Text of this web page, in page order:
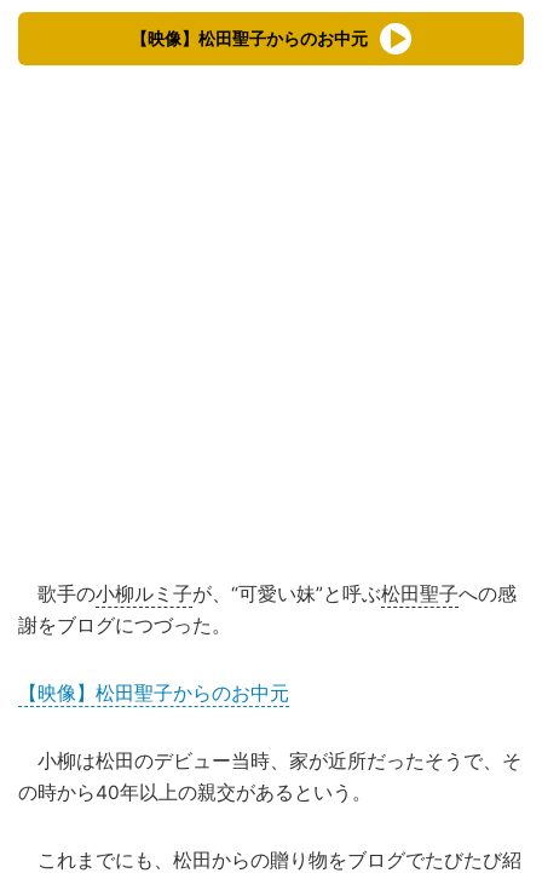
【映像】松田聖子からのお中元
歌手の小柳ルミ子が、“可愛い妹”と呼ぶ松田聖子への感
謝をブログにつづった。
【映像】松田聖子からのお中元
小柳は松田のデビュー当時、家が近所だったそうで、そ
の時から40年以上の親交があるという。
これまでにも、松田からの贈り物をブログでたびたび紹